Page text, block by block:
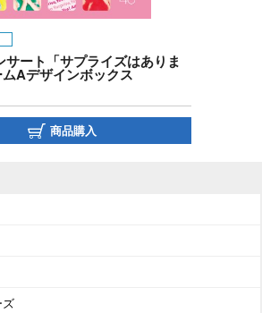
ート「サプライズはありま
Aデザインボックス
商品購入